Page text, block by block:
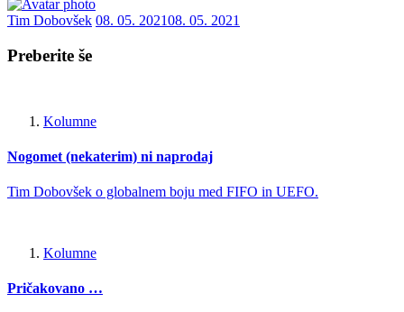
Tim Dobovšek 08. 05. 202108. 05. 2021
Preberite še
Kolumne
Nogomet (nekaterim) ni naprodaj
Tim Dobovšek o globalnem boju med FIFO in UEFO.
Kolumne
Pričakovano …